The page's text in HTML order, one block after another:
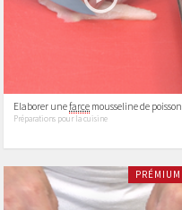
Elaborer unefarce mousseline de poisson
Préparations pour la cuisine
PRÉMIUM